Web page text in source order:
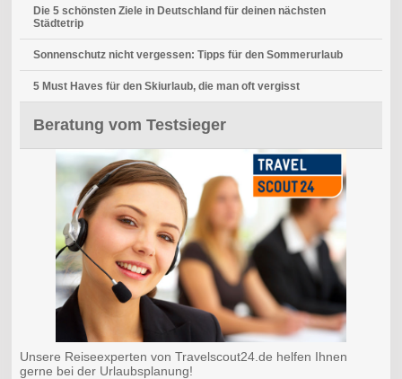
Die 5 schönsten Ziele in Deutschland für deinen nächsten
Städtetrip
Sonnenschutz nicht vergessen: Tipps für den Sommerurlaub
5 Must Haves für den Skiurlaub, die man oft vergisst
Beratung vom Testsieger
Unsere Reiseexperten von Travelscout24.de helfen Ihnen
gerne bei der Urlaubsplanung!